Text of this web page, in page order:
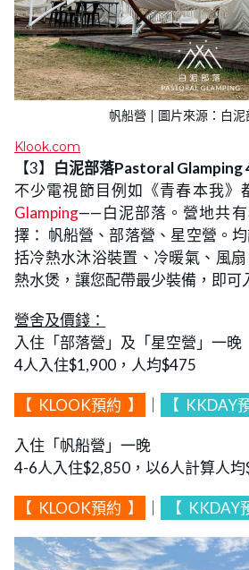
帆船營 | 圖片來源：白
Klook.com
【3】 白泥部落Pastoral Glamping
不少電視節目例如《青春本我》
Glamping——白泥部落。營地共
擇： 帆船營、部落營、星空營。
括冷熱水沐浴裝置、冷暖氣、風
熱水煲，讓您配帶最少裝備，即可
營舍及價錢：
入住「部落營」及「星空營」一晚
4人入住$1,900，人均$475
【 KLOOK預約 】 【 KKDAY
入住「帆船營」一晚
4-6人入住$2,850，以6人計算人均
【 KLOOK預約 】 【 KKDAY